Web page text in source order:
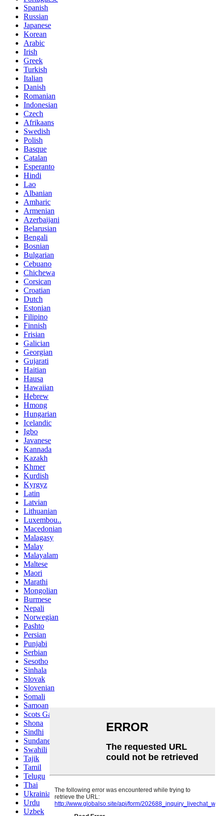
Spanish
Russian
Japanese
Korean
Arabic
Irish
Greek
Turkish
Italian
Danish
Romanian
Indonesian
Czech
Afrikaans
Swedish
Polish
Basque
Catalan
Esperanto
Hindi
Lao
Albanian
Amharic
Armenian
Azerbaijani
Belarusian
Bengali
Bosnian
Bulgarian
Cebuano
Chichewa
Corsican
Croatian
Dutch
Estonian
Filipino
Finnish
Frisian
Galician
Georgian
Gujarati
Haitian
Hausa
Hawaiian
Hebrew
Hmong
Hungarian
Icelandic
Igbo
Javanese
Kannada
Kazakh
Khmer
Kurdish
Kyrgyz
Latin
Latvian
Lithuanian
Luxembou..
Macedonian
Malagasy
Malay
Malayalam
Maltese
Maori
Marathi
Mongolian
Burmese
Nepali
Norwegian
Pashto
Persian
Punjabi
Serbian
Sesotho
Sinhala
Slovak
Slovenian
Somali
Samoan
Scots Gaelic
Shona
Sindhi
Sundanese
Swahili
Tajik
Tamil
Telugu
Thai
Ukrainian
Urdu
Uzbek